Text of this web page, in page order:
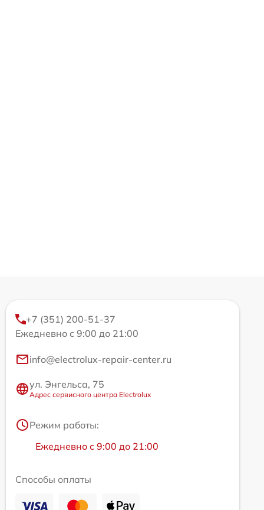
+7 (351) 200-51-37
Ежедневно с 9:00 до 21:00
info@electrolux-repair-center.ru
ул. Энгельса, 75
Адрес сервисного центра Electrolux
Режим работы:
Ежедневно с 9:00 до 21:00
Способы оплаты